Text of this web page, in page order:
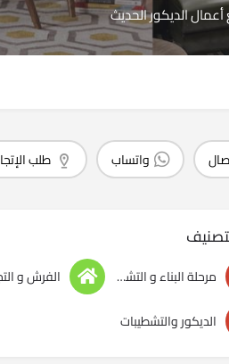
الديكور الحديث
واتساب طلب
مرحلة البناء و التشطبيات
الديكور والتشطيبات